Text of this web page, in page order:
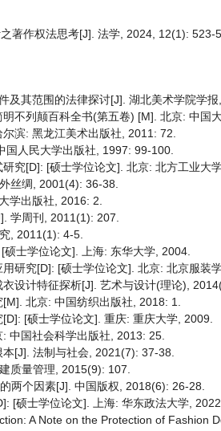
著作权法思考[J]. 法学, 2024, 12(1): 523-
及其范围的法律探讨[J]. 湖北美术学院学
明不列颠百科全书(第五卷) [M]. 北京: 中国
滨: 黑龙江美术出版社, 2011: 72.
人民大学出版社, 1997: 99-100.
究[D]: [硕士学位论文]. 北京: 北方工业大
丝绸, 2001(4): 36-38.
学出版社, 2016: 2.
学周刊, 2011(1): 207.
, 2011(1): 4-5.
士学位论文]. 上海: 东华大学, 2004.
研究[D]: [硕士学位论文]. 北京: 北京服装
设计特征探析[J]. 艺术与设计(理论),
北京: 中国纺织出版社, 2018: 1.
[硕士学位论文]. 重庆: 重庆大学, 2009.
中国社会科学出版社, 2013: 25.
[J]. 法制与社会, 2021(7): 37-38.
质量管理, 2015(9): 107.
两个因素[J]. 中国版权, 2018(6): 26-28.
[硕士学位论文]. 上海: 华东政法大学, 2022.
A Note on the Protection of Fashion